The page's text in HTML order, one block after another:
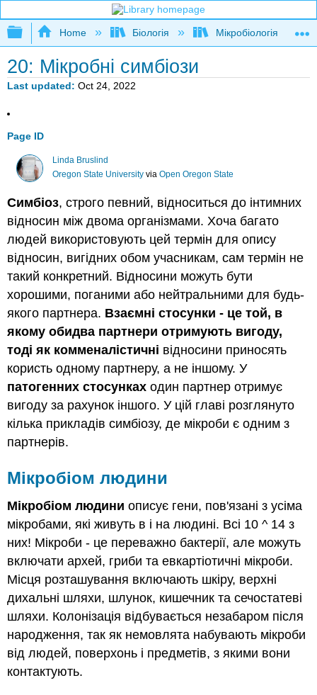
Expand/collapse global hierarchy
Home Біологія Мікробіологія
20: Мікробні симбіози
Last updated Oct 24, 2022
Page ID
Linda Bruslind
Oregon State Universityvia Open Oregon State
Симбіоз, строго певний, відноситься до інтимних
відносин між двома організмами. Хоча багато
людей використовують цей термін для опису
відносин, вигідних обом учасникам, сам термін не
такий конкретний. Відносини можуть бути
хорошими, поганими або нейтральними для будь-
якого партнера. Взаємні стосунки - це той, в
якому обидва партнери отримують вигоду,
тоді як комменалістичні відносини приносять
користь одному партнеру, а не іншому. У
патогенних стосунках один партнер отримує
вигоду за рахунок іншого. У цій главі розглянуто
кілька прикладів симбіозу, де мікроби є одним з
партнерів.
Мікробіом людини
Мікробіом людини описує гени, пов'язані з усіма
мікробами, які живуть в і на людині. Всі 10 ^ 14 з
них! Мікроби - це переважно бактерії, але можуть
включати архей, гриби та евкартіотичні мікроби.
Місця розташування включають шкіру, верхні
дихальні шляхи, шлунок, кишечник та сечостатеві
шляхи. Колонізація відбувається незабаром після
народження, так як немовлята набувають мікроби
від людей, поверхонь і предметів, з якими вони
контактують.